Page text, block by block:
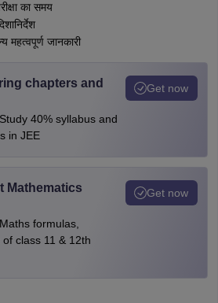
का समय
महत्वपूर्ण जानकारी
chapters and
40% syllabus and
in JEE
Get now
Mathematics
formulas,
class 11 & 12th
Get now